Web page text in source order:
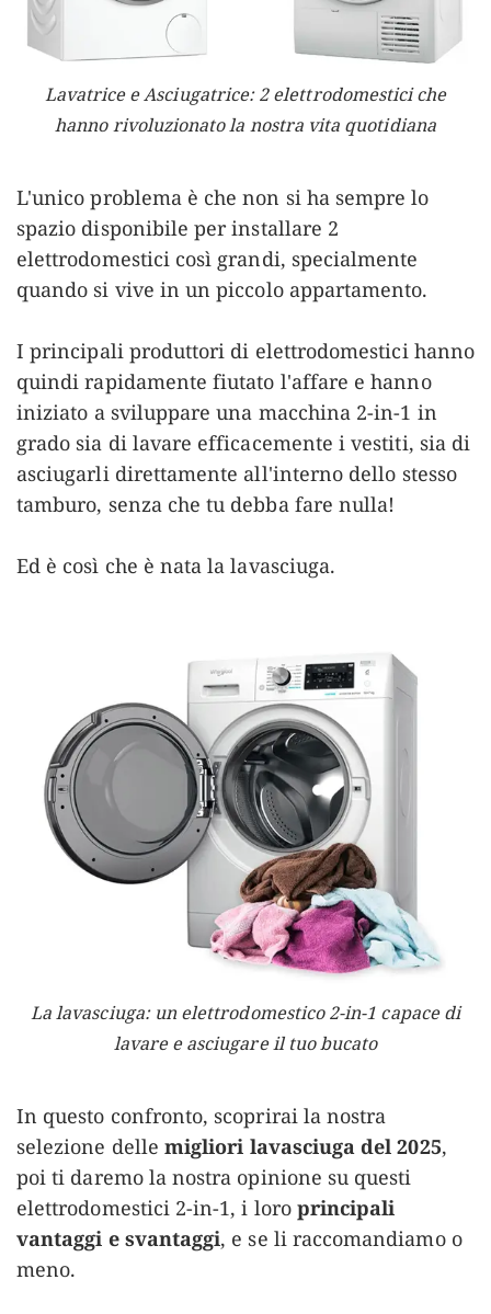
Lavatrice e Asciugatrice: 2 elettrodomestici che
hanno rivoluzionato la nostra vita quotidiana
L'unico problema è che non si ha sempre lo
spazio disponibile per installare 2
elettrodomestici così grandi, specialmente
quando si vive in un piccolo appartamento.
I principali produttori di elettrodomestici hanno
quindi rapidamente fiutato l'affare e hanno
iniziato a sviluppare una macchina 2-in-1 in
grado sia di lavare efficacemente i vestiti, sia di
asciugarli direttamente all'interno dello stesso
tamburo, senza che tu debba fare nulla!
Ed è così che è nata la lavasciuga.
La lavasciuga: un elettrodomestico 2-in-1 capace di
lavare e asciugare il tuo bucato
In questo confronto, scoprirai la nostra
selezione delle migliori lavasciuga del 2025,
poi ti daremo la nostra opinione su questi
elettrodomestici 2-in-1, i loro principali
vantaggi e svantaggi, e se li raccomandiamo o
meno.